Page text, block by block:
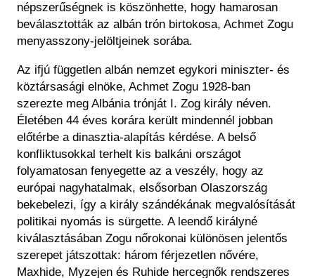
népszerűségnek is köszönhette, hogy hamarosan
beválasztották az albán trón birtokosa, Achmet Zogu
menyasszony-jelöltjeinek sorába.
Az ifjú független albán nemzet egykori miniszter- és
köztársasági elnöke, Achmet Zogu 1928-ban
szerezte meg Albánia trónját I. Zog király néven.
Életében 44 éves korára került mindennél jobban
előtérbe a dinasztia-alapítás kérdése. A belső
konfliktusokkal terhelt kis balkáni országot
folyamatosan fenyegette az a veszély, hogy az
európai nagyhatalmak, elsősorban Olaszország
bekebelezi, így a király szándékának megvalósítását
politikai nyomás is sürgette. A leendő királyné
kiválasztásában Zogu nőrokonai különösen jelentős
szerepet játszottak: három férjezetlen nővére,
Maxhide, Myzejen és Ruhide hercegnők rendszeres